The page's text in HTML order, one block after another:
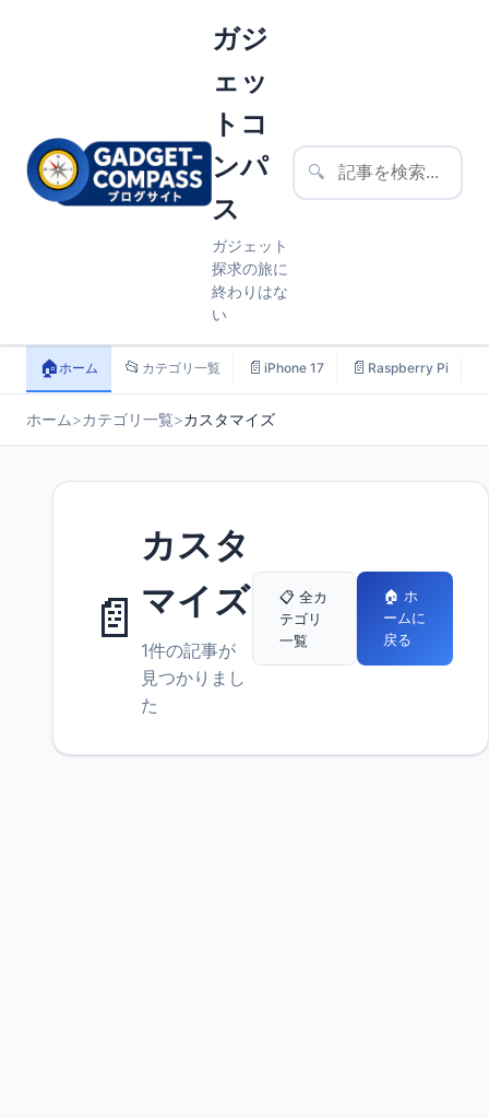
ガジ
ェッ
トコ
ンパ
ス
ガジェット
探求の旅に
終わりはな
い
🔍
🏠ホーム 📂 カテゴリ一覧 📄 iPhone 17 📄 Raspberry Pi
ホーム>カテゴリ一覧>カスタマイズ
📄
カスタ
マイズ
1件の記事が
見つかりまし
た
📋 全カ
テゴリ
一覧
🏠 ホ
ームに
戻る